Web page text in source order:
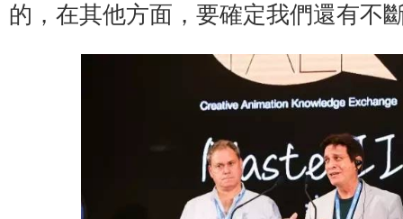
的，在其他方面，要確定我們還有不